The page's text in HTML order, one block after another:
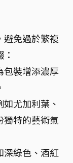
避免過於繁複
包裝增添濃厚
尤加利葉、
獨特的藝術氣
深綠色、酒紅